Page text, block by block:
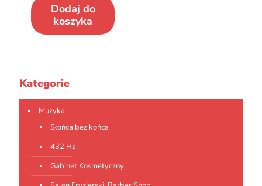
Dodaj do
koszyka
Kategorie
Muzyka
Słońca bez końca
432 Hz
Gabinet Kosmetyczny